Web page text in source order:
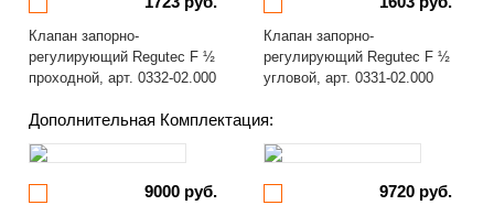
Клапан запорно-
регулирующий Regutec F ½
проходной, арт. 0332-02.000
Клапан запорно-
регулирующий Regutec F ½
угловой, арт. 0331-02.000
Дополнительная Комплектация:
9000 руб. 9720 руб.